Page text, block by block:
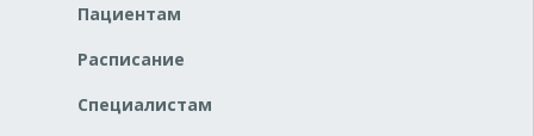
Пациентам
Расписание
Специалистам